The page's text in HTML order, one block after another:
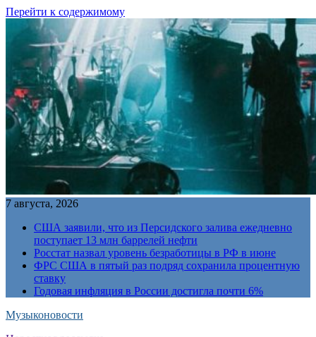
Перейти к содержимому
7 августа, 2026
США заявили, что из Персидского залива ежедневно
поступает 13 млн баррелей нефти
Росстат назвал уровень безработицы в РФ в июне
ФРС США в пятый раз подряд сохранила процентную
ставку
Годовая инфляция в России достигла почти 6%
Музыконовости